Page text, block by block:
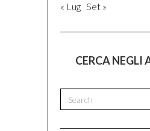
« Lug Set »
CERCA NEGLI